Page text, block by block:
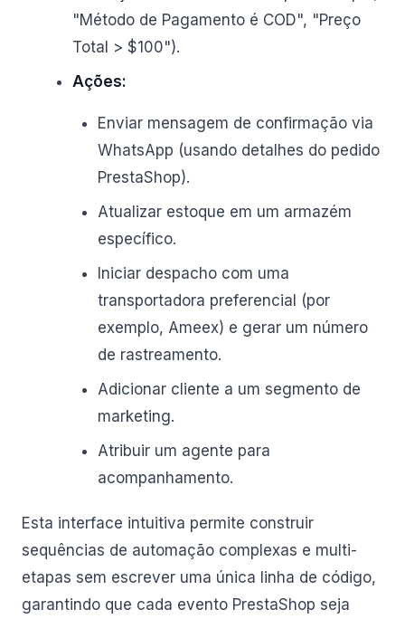
"Método de Pagamento é COD", "Preço
Total > $100").
Ações:
Enviar mensagem de confirmação via
WhatsApp (usando detalhes do pedido
PrestaShop).
Atualizar estoque em um armazém
específico.
Iniciar despacho com uma
transportadora preferencial (por
exemplo, Ameex) e gerar um número
de rastreamento.
Adicionar cliente a um segmento de
marketing.
Atribuir um agente para
acompanhamento.
Esta interface intuitiva permite construir
sequências de automação complexas e multi-
etapas sem escrever uma única linha de código,
garantindo que cada evento PrestaShop seja